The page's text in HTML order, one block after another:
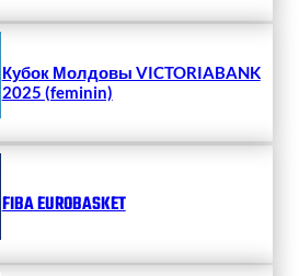
Кубок Молдовы VICTORIABANK
2025 (feminin)
FIBA EUROBASKET